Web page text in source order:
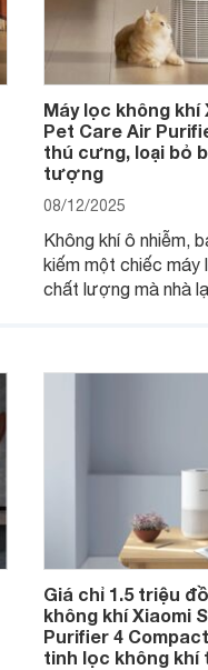
Máy lọc không khí
Pet Care Air
thú cưng, loại bỏ
tượng
08/12/2025
Không khí ô nhiễm,
kiếm một chiếc máy
chất lượng mà nhà
Giá chỉ 1.5 triệu
không khí Xiaomi
Purifier 4
tinh lọc không khí